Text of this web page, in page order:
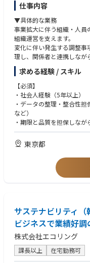
【仕事のやりがい、魅力】
・自動車業界の環境戦略の
環など、社会的インパクト
・社内外の多様なステーク
響を与えるスケールの大
・ネイチャーポジティブや
分野において、グループ全
ことが、この仕事の大きな
・複数名体制による手厚
挑戦しながら専門性を高め
・環境戦略という全社横
ど、今後のキャリアに活
す。
・在宅勤務：業務状況に応
仕事内容
▼具体的な業務
事業拡大に伴う組織・人員
組織運営を支えます。
変化に伴い発生する調整
理し、関係者と連携しなが
▼業務例
・人員数や評価に関するデ
・組織変更に伴う調整・情
・各部門長・役員陣へのレ
・入社・異動・退職など
・人事施策展開における
求める経験 / スキル
【必須】
・社会人経験（5年以上）
・データの整理・整合性
など）
・期限と品質を担保しな
進した経験
・複数の部門やレイヤー
と合意形成を行いながら運
東京都
サステナビリティ
ビジネスで業績好調
株式会社エコリング
課長以上 在宅勤務可